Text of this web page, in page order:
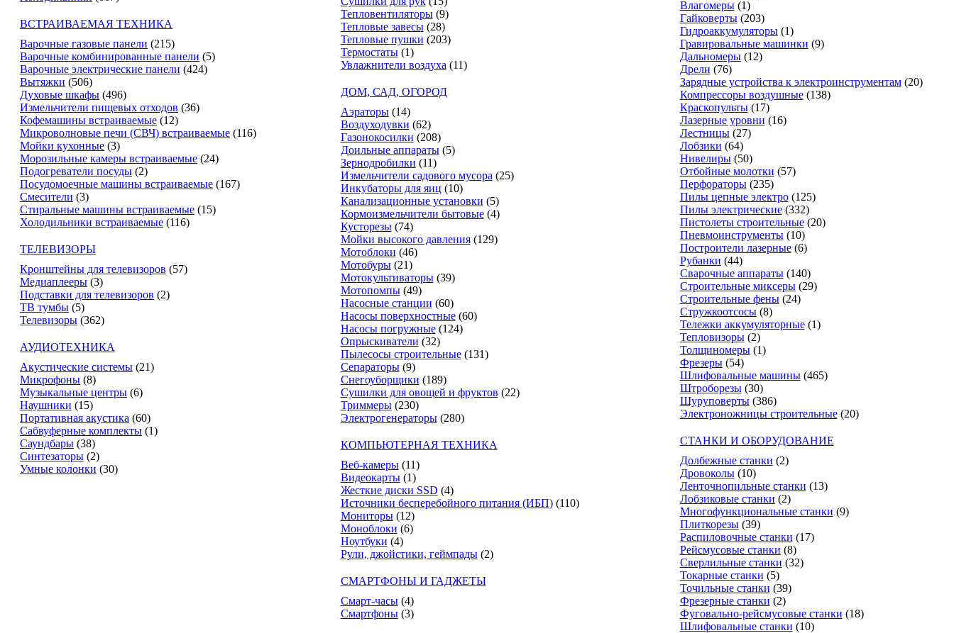
ВСТРАИВАЕМАЯ ТЕХНИКА
Варочные газовые панели (215)
Варочные комбинированные панели (5)
Варочные электрические панели (424)
Вытяжки (506)
Духовые шкафы (496)
Измельчители пищевых отходов (36)
Кофемашины встраиваемые (12)
Микроволновые печи (СВЧ) встраиваемые (116)
Мойки кухонные (3)
Морозильные камеры встраиваемые (24)
Подогреватели посуды (2)
Посудомоечные машины встраиваемые (167)
Смесители (3)
Стиральные машины встраиваемые (15)
Холодильники встраиваемые (116)
ТЕЛЕВИЗОРЫ
Кронштейны для телевизоров (57)
Медиаплееры (3)
Подставки для телевизоров (2)
ТВ тумбы (5)
Телевизоры (362)
АУДИОТЕХНИКА
Акустические системы (21)
Микрофоны (8)
Музыкальные центры (6)
Наушники (15)
Портативная акустика (60)
Сабвуферные комплекты (1)
Саундбары (38)
Синтезаторы (2)
Умные колонки (30)
Тепловентиляторы (9)
Тепловые завесы (28)
Тепловые пушки (203)
Термостаты (1)
Увлажнители воздуха (11)
ДОМ, САД, ОГОРОД
Аэраторы (14)
Воздуходувки (62)
Газонокосилки (208)
Доильные аппараты (5)
Зернодробилки (11)
Измельчители садового мусора (25)
Инкубаторы для яиц (10)
Канализационные установки (5)
Кормоизмельчители бытовые (4)
Кусторезы (74)
Мойки высокого давления (129)
Мотоблоки (46)
Мотобуры (21)
Мотокультиваторы (39)
Мотопомпы (49)
Насосные станции (60)
Насосы поверхностные (60)
Насосы погружные (124)
Опрыскиватели (32)
Пылесосы строительные (131)
Сепараторы (9)
Снегоуборщики (189)
Сушилки для овощей и фруктов (22)
Триммеры (230)
Электрогенераторы (280)
КОМПЬЮТЕРНАЯ ТЕХНИКА
Веб-камеры (11)
Видеокарты (1)
Жесткие диски SSD (4)
Источники бесперебойного питания (ИБП) (110)
Мониторы (12)
Моноблоки (6)
Ноутбуки (4)
Рули, джойстики, геймпады (2)
СМАРТФОНЫ И ГАДЖЕТЫ
Смарт-часы (4)
Смартфоны (3)
Влагомеры (1)
Гайковерты (203)
Гидроаккумуляторы (1)
Гравировальные машинки (9)
Дальномеры (12)
Дрели (76)
Зарядные устройства к электроинструментам (20)
Компрессоры воздушные (138)
Краскопульты (17)
Лазерные уровни (16)
Лестницы (27)
Лобзики (64)
Нивелиры (50)
Отбойные молотки (57)
Перфораторы (235)
Пилы цепные электро (125)
Пилы электрические (332)
Пистолеты строительные (20)
Пневмоинструменты (10)
Построители лазерные (6)
Рубанки (44)
Сварочные аппараты (140)
Строительные миксеры (29)
Строительные фены (24)
Стружкоотсосы (8)
Тележки аккумуляторные (1)
Тепловизоры (2)
Толщиномеры (1)
Фрезеры (54)
Шлифовальные машины (465)
Штроборезы (30)
Шуруповерты (386)
Электроножницы строительные (20)
СТАНКИ И ОБОРУДОВАНИЕ
Долбежные станки (2)
Дровоколы (10)
Ленточнопильные станки (13)
Лобзиковые станки (2)
Многофункциональные станки (9)
Плиткорезы (39)
Распиловочные станки (17)
Рейсмусовые станки (8)
Сверлильные станки (32)
Токарные станки (5)
Точильные станки (39)
Фрезерные станки (2)
Фуговально-рейсмусовые станки (18)
Шлифовальные станки (10)